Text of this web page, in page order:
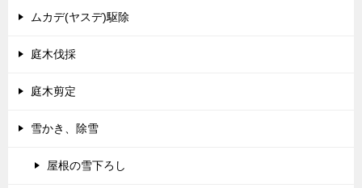
ムカデ(ヤスデ)駆除
庭木伐採
庭木剪定
雪かき、除雪
屋根の雪下ろし